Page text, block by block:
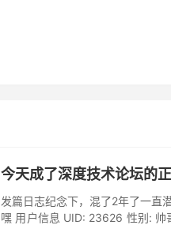
今天成了深度技术论坛的
发篇日志纪念下，混了2年了一直
嘿 用户信息 UID: 23626 性别: 帅